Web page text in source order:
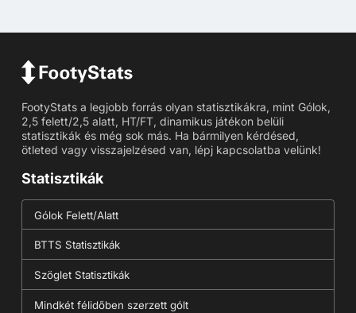
FootyStats a legjobb forrás olyan statisztikákra, mint Gólok,
2,5 felett/2,5 alatt, HT/FT, dinamikus játékon belüli
statisztikák és még sok más. Ha bármilyen kérdésed,
ötleted vagy visszajelzésed van, lépj kapcsolatba velünk!
Statisztikák
Gólok Felett/Alatt
BTTS Statisztikák
Szöglet Statisztikák
Mindkét félidőben szerzett gólt